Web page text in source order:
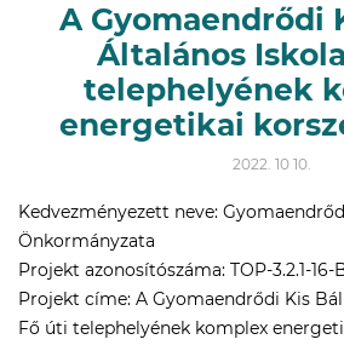
A Gyomaendrődi
Általános
telephelyének
energetikai
2022. 10 10.
Kedvezményezett neve:
Önkormányzata
Projekt azonosítószáma: TOP-3.2.1-16-
Projekt címe: A Gyomaendrődi Kis
Fő úti telephelyének komplex